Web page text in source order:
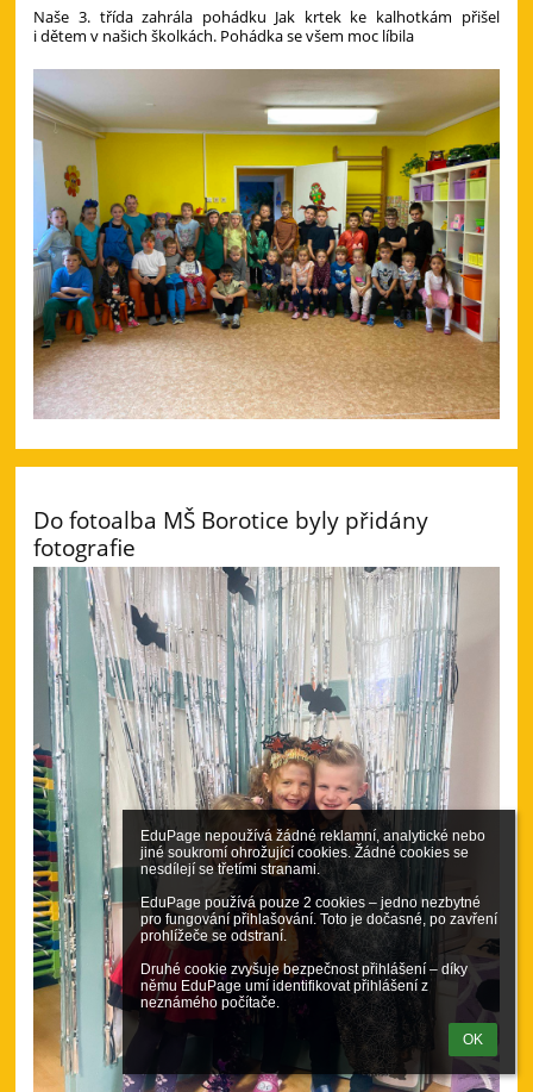
EduPage nepoužívá žádné reklamní, analytické nebo
jiné soukromí ohrožující cookies. Žádné cookies se
nesdílejí se třetími stranami.
EduPage používá pouze 2 cookies – jedno nezbytné
pro fungování přihlašování. Toto je dočasné, po zavření
prohlížeče se odstraní.
Druhé cookie zvyšuje bezpečnost přihlášení – díky
němu EduPage umí identifikovat přihlášení z
neznámého počítače.
OK
Naše 3. třída zahrála pohádku Jak krtek ke kalhotkám přišel
i dětem v našich školkách. Pohádka se všem moc líbila
Do fotoalba MŠ Borotice byly přidány
fotografie